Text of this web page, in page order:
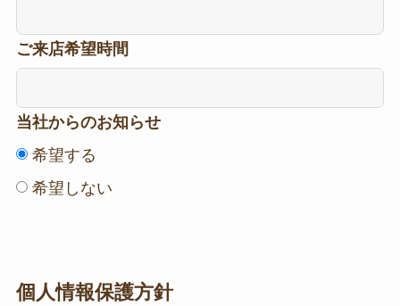
ご来店希望時間
当社からのお知らせ
希望する
希望しない
個人情報保護方針